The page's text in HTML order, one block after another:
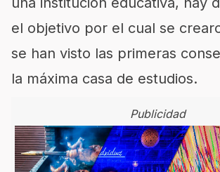
el objetivo por el cual se
se han visto las primeras
la máxima casa de estudios.
Publicidad